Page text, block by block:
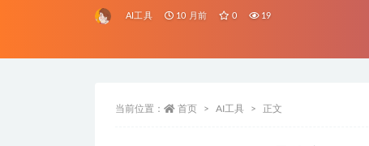
AI工具 10 月前 0 19
当前位置： 首页 AI工具 正文